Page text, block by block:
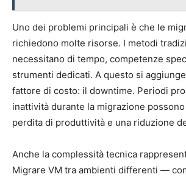
Uno dei problemi principali è che le
richiedono molte risorse. I metodi
necessitano di tempo, competenze
strumenti dedicati. A questo si
fattore di costo: il downtime. Periodi
inattività durante la migrazione
perdita di produttività e una riduzione
Anche la complessità tecnica
Migrare VM tra ambienti differenti —